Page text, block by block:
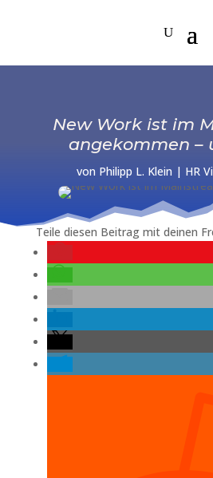
New Work ist im
angekommen –
von Philipp L. Klein | HR
Teile diesen Beitrag mit deinen